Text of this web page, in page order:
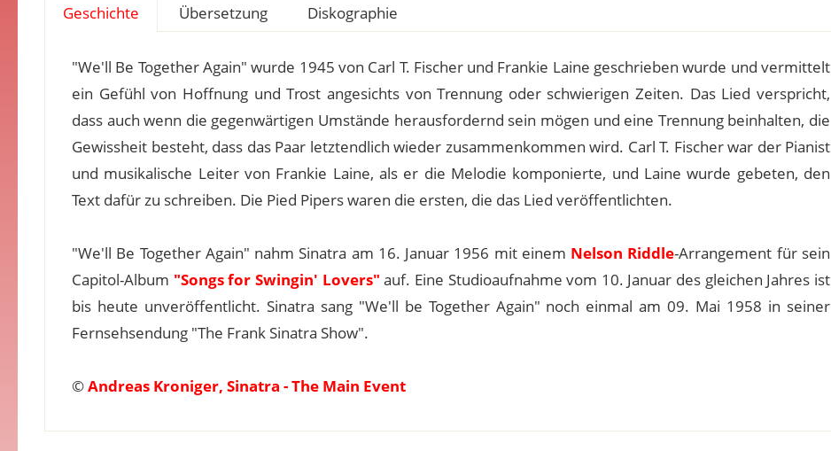
Geschichte Übersetzung Diskographie
"We'll Be Together Again" wurde 1945 von Carl T. Fischer und Frankie Laine geschrieben wurde und vermittelt
ein Gefühl von Hoffnung und Trost angesichts von Trennung oder schwierigen Zeiten. Das Lied verspricht,
dass auch wenn die gegenwärtigen Umstände herausfordernd sein mögen und eine Trennung beinhalten, die
Gewissheit besteht, dass das Paar letztendlich wieder zusammenkommen wird. Carl T. Fischer war der Pianist
und musikalische Leiter von Frankie Laine, als er die Melodie komponierte, und Laine wurde gebeten, den
Text dafür zu schreiben. Die Pied Pipers waren die ersten, die das Lied veröffentlichten.
"We'll Be Together Again" nahm Sinatra am 16. Januar 1956 mit einem Nelson Riddle-Arrangement für sein
Capitol-Album "Songs for Swingin' Lovers" auf. Eine Studioaufnahme vom 10. Januar des gleichen Jahres ist
bis heute unveröffentlicht. Sinatra sang "We'll be Together Again" noch einmal am 09. Mai 1958 in seiner
Fernsehsendung "The Frank Sinatra Show".
©Andreas Kroniger, Sinatra - The Main Event